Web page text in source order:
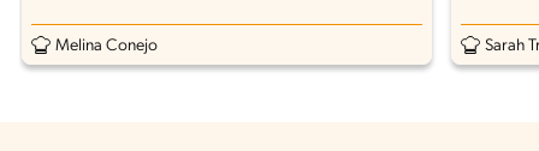
Melina Conejo Sarah